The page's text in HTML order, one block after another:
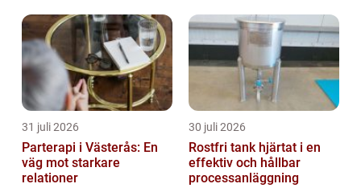
31 juli 2026
Parterapi i Västerås: En
väg mot starkare
relationer
30 juli 2026
Rostfri tank hjärtat i en
effektiv och hållbar
processanläggning